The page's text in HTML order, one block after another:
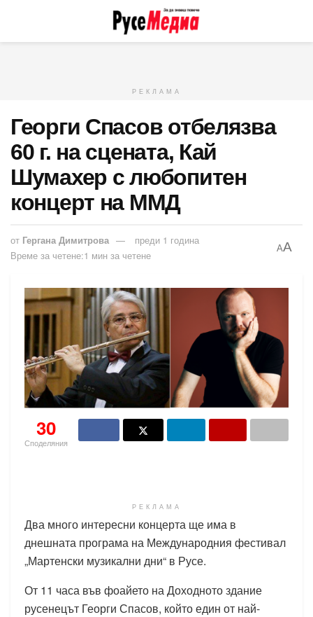
РЕКЛАМА
Георги Спасов отбелязва
60 г. на сцената, Кай
Шумахер с любопитен
концерт на ММД
от Гергана Димитрова
преди 1 година
Време за четене:1 мин за четене
AA
30
Споделяния
РЕКЛАМА
Два много интересни концерта ще има в
днешната програма на Международния фестивал
„Мартенски музикални дни“ в Русе.
От 11 часа във фоайето на Доходното здание
русенецът Георги Спасов, който един от най-